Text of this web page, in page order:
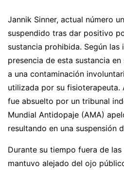
Jannik Sinner, actual número
suspendido tras dar positivo
sustancia prohibida. Según las
presencia de esta sustancia
a una contaminación
utilizada por su fisioterapeuta.
fue absuelto por un tribunal
Mundial Antidopaje (AMA)
resultando en una suspensión
Durante su tiempo fuera de las
mantuvo alejado del ojo